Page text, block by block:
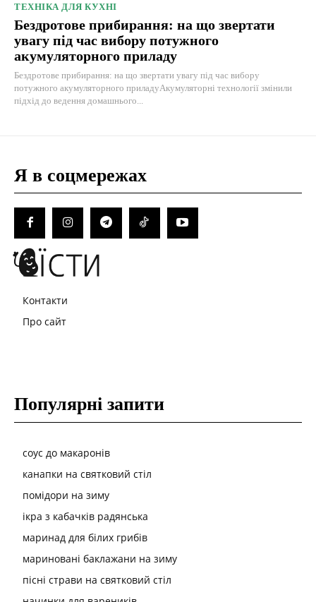
ТЕХНІКА ДЛЯ КУХНІ
Бездротове прибирання: на що звертати
увагу під час вибору потужного
акумуляторного приладу
Бездротове прибирання: на що звертати увагу під час вибору
потужного акумуляторного приладуАкумуляторні технології змінили
підхід до ведення домашнього...
Я в соцмережах
Контакти
Про сайт
Популярні запити
соус до макаронів
канапки на святковий стіл
помідори на зиму
ікра з кабачків радянська
маринад для білих грибів
мариновані баклажани на зиму
пісні страви на святковий стіл